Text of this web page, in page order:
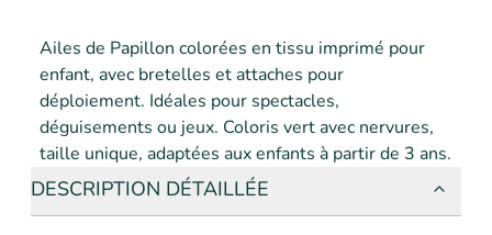
Ailes de Papillon colorées en tissu imprimé pour
enfant, avec bretelles et attaches pour
déploiement. Idéales pour spectacles,
déguisements ou jeux. Coloris vert avec nervures,
taille unique, adaptées aux enfants à partir de 3 ans.
DESCRIPTION DÉTAILLÉE